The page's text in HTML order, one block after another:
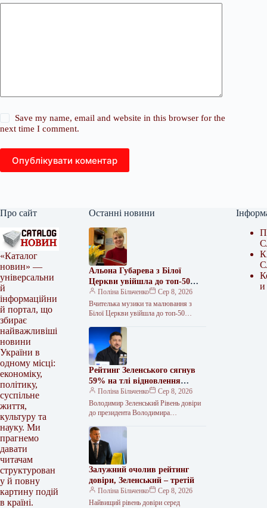
Save my name, email and website in this browser for the
next time I comment.
Опублікувати коментар
Про сайт
«Каталог
новин» —
універсальни
й
інформаційни
й портал, що
збирає
найважливіші
новини
України в
одному місці:
економіку,
політику,
суспільне
життя,
культуру та
науку. Ми
прагнемо
давати
читачам
структурован
у й повну
картину подій
в країні.
Останні новини
Альона Губарева з Білої
Церкви увійшла до топ-50
найкращих учителів України
Поліна Більченко
Сер 8, 2026
Вчителька музики та малювання з
Білої Церкви увійшла до топ-50
Губарева, вчителька музики та
малювання Білоцерківської…
Рейтинг Зеленського сягнув
59% на тлі відновлення
довіри українців
Поліна Більченко
Сер 8, 2026
Володимир Зеленський Рівень довіри
до президента Володимира
до президента України Володимира
Зеленського зріс до…
Залужний очолив рейтинг
довіри, Зеленський – третій
Поліна Більченко
Сер 8, 2026
Найвищий рівень довіри серед
и